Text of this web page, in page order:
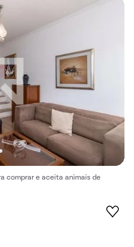
comprar e aceita animais de